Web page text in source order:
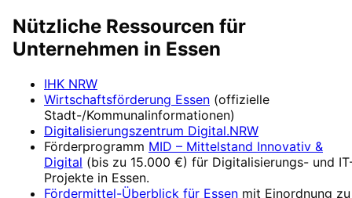
Nützliche Ressourcen für
Unternehmen in Essen
IHK NRW
Wirtschaftsförderung Essen (offizielle
Stadt-/Kommunalinformationen)
Digitalisierungszentrum Digital.NRW
Förderprogramm MID – Mittelstand Innovativ &
Digital (bis zu 15.000 €) für Digitalisierungs- und
Projekte in Essen.
Fördermittel-Überblick für Essen mit Einordnung zu